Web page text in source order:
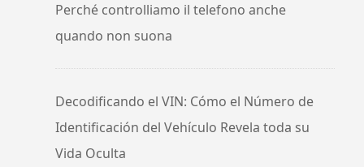
Perché controlliamo il telefono anche
quando non suona
Decodificando el VIN: Cómo el Número de
Identificación del Vehículo Revela toda su
Vida Oculta